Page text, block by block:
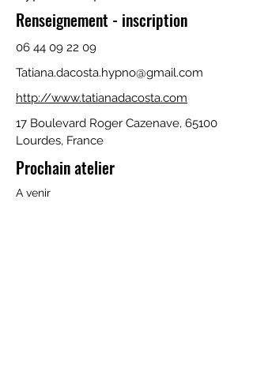
Renseignement - inscription
06 44 09 22 09
Tatiana.dacosta.hypno@gmail.com
http://www.tatianadacosta.com
17 Boulevard Roger Cazenave, 65100
Lourdes, France
Prochain atelier
A venir